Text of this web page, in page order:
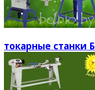
токарные станки